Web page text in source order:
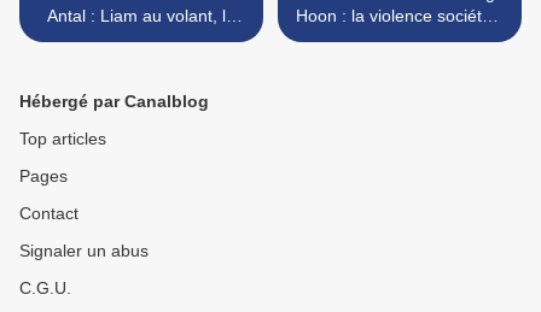
Antal : Liam au volant, la
mort au tournant !
Hoon : la violence sociétale
démasquée >
Hébergé par Canalblog
Top articles
Pages
Contact
Signaler un abus
C.G.U.